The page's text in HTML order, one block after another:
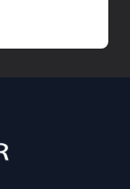
não